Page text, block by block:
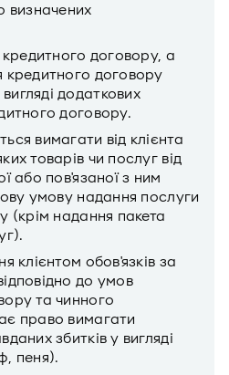
визначених
кредитного договору, а
кредитного договору
додаткових
договору.
вимагати від клієнта
товарів чи послуг від
або пов'язаної з ним
умову надання послуги
(крім надання пакета
клієнтом обов'язків за
до умов
та чинного
право вимагати
збитків у вигляді
пеня).